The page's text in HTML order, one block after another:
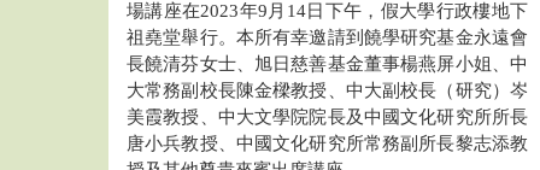
場講座在2023年9月14日下午，假大學行政樓地下
祖堯堂舉行。本所有幸邀請到饒學研究基金永遠會
長饒清芬女士、旭日慈善基金董事楊燕屏小姐、中
大常務副校長陳金樑教授、中大副校長（研究）岑
美霞教授、中大文學院院長及中國文化研究所所長
唐小兵教授、中國文化研究所常務副所長黎志添教